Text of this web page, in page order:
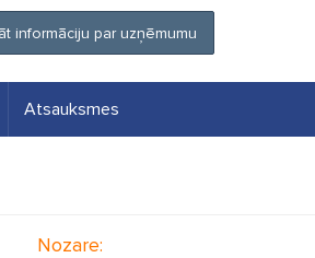
informāciju par uzņēmumu
Atsauksmes
Nozare: